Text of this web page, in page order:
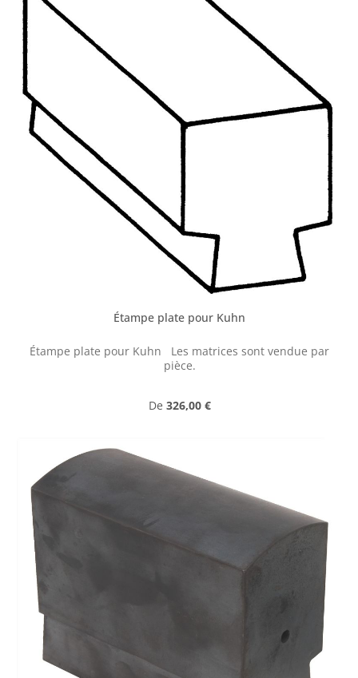
Étampe plate pour Kuhn
Étampe plate pour Kuhn Les matrices sont vendue par
pièce.
Prix régulier :
De 326,00 €